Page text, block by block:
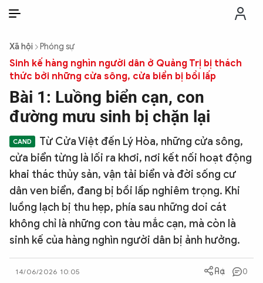
THỜI SỰ
CHỐNG DIỄN BIẾN HÒA BÌNH
XÃ HỘI
PHÁP LUẬT
CÔNG NGHỆ
QUỐC TẾ
Xã hội Phóng sự
Sinh kế hàng nghìn người dân ở Quảng Trị bị thách
thức bởi những cửa sông, cửa biển bị bồi lấp
Bài 1: Luồng biển cạn, con
đường mưu sinh bị chặn lại
Từ Cửa Việt đến Lý Hòa, những cửa sông,
cửa biển từng là lối ra khơi, nơi kết nối hoạt động
khai thác thủy sản, vận tải biển và đời sống cư
dân ven biển, đang bị bồi lấp nghiêm trọng. Khi
luồng lạch bị thu hẹp, phía sau những doi cát
không chỉ là những con tàu mắc cạn, mà còn là
sinh kế của hàng nghìn người dân bị ảnh hưởng.
14/06/2026 10:05 0